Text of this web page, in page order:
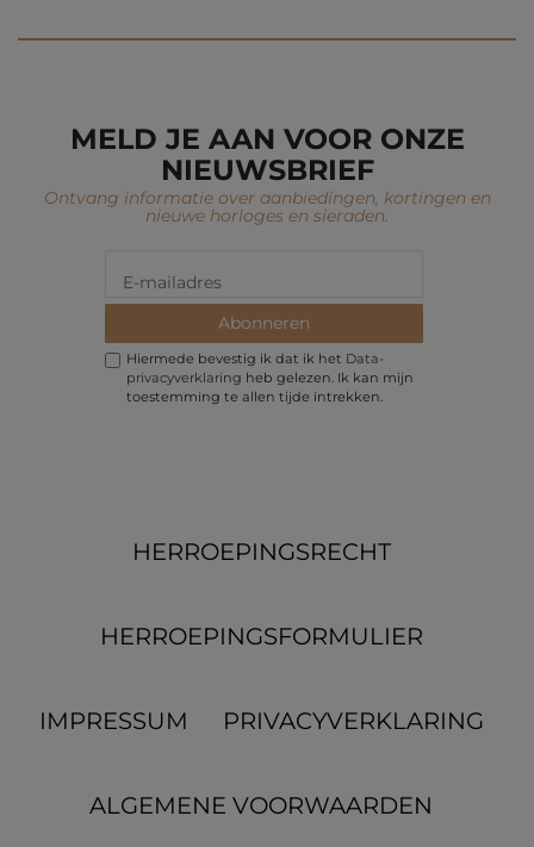
MELD JE AAN VOOR ONZE
NIEUWSBRIEF
Ontvang informatie over aanbiedingen, kortingen en
nieuwe horloges en sieraden.
Abonneren
Hiermede bevestig ik dat ik het Data­
privacy­verklaring heb gelezen. Ik kan mijn
toestemming te allen tijde intrekken.
HERROEPINGS­RECHT
HERROEPINGS­FORMULIER
IMPRESSUM PRIVACYVERKLARING
ALGEMENE VOORWAARDEN